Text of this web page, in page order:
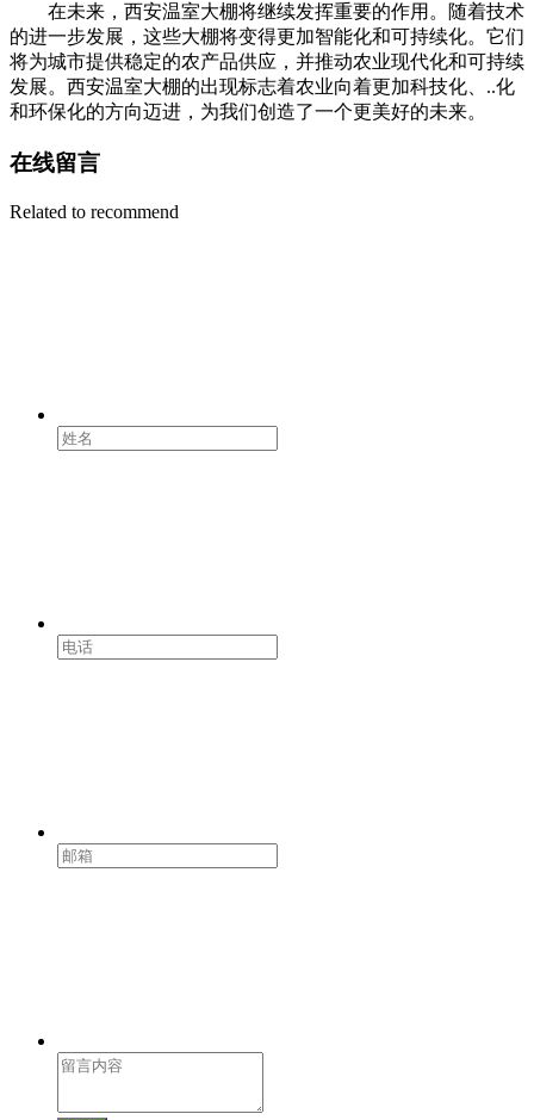
在未来，西安温室大棚将继续发挥重要的作用。随着技术
的进一步发展，这些大棚将变得更加智能化和可持续化。它们
将为城市提供稳定的农产品供应，并推动农业现代化和可持续
发展。西安温室大棚的出现标志着农业向着更加科技化、..化
和环保化的方向迈进，为我们创造了一个更美好的未来。
在线留言
Related to recommend